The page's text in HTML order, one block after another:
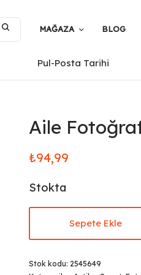
MAĞAZA BLOG
Pul-Posta Tarihi
Aile
₺94,99
Stokta
Sepete Ekle
Stok kodu: 2545649